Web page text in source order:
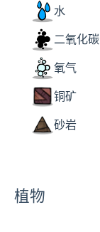
水
二氧化碳
氧气
铜矿
砂岩
植物